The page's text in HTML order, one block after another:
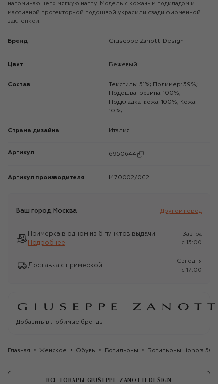
напоминающего мягкую наппу. Модель с кожаным подкладом и
массивной протекторной подошвой украсили сзади фирменной
заклепкой.
Бренд Giuseppe Zanotti Design
Цвет Бежевый
Состав
Текстиль: 51%; Полимер: 39%;
Подошва-резина: 100%;
Подкладка-кожа: 100%; Кожа:
10%;
Страна дизайна Италия
Артикул 6950644
Артикул производителя I470002/002
Ваш город Москва Другой город
Примерка в одном из 6 пунктов выдачи
Подробнее
Завтра
c 13:00
Доставка с примеркой
Сегодня
c 17:00
Добавить в любимые бренды
Главная Женское Обувь Ботильоны Ботильоны Lionora 50
ВСЕ ТОВАРЫ GIUSEPPE ZANOTTI DESIGN